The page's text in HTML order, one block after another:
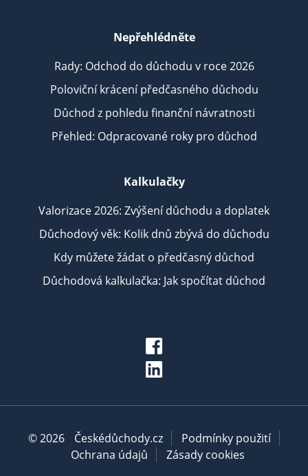
Nepřehlédněte
Rady: Odchod do důchodu v roce 2026
Poloviční krácení předčasného důchodu
Důchod z pohledu finanční návratnosti
Přehled: Odpracované roky pro důchod
Kalkulačky
Valorizace 2026: Zvýšení důchodu a doplatek
Důchodový věk: Kolik dnů zbývá do důchodu
Kdy můžete žádat o předčasný důchod
Důchodová kalkulačka: Jak spočítat důchod
© 2026 Českédůchody.cz
Podmínky použití
Ochrana údajů
Zásady cookies